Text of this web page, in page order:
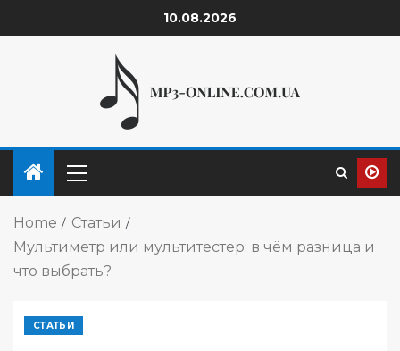
10.08.2026
Home
Статьи
Мультиметр или мультитестер: в чём разница и
что выбрать?
СТАТЬИ